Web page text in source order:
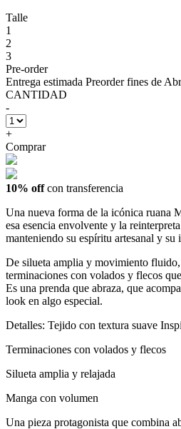
Talle
1
2
3
Pre-order
Entrega estimada Preorder fines de
CANTIDAD
-
+
Comprar
10% offcon transferencia
Una nueva forma de la icónica ruana
esa esencia envolvente y la
manteniendo su espíritu artesanal y su
De silueta amplia y movimiento fluido,
terminaciones con volados y flecos
Es una prenda que abraza, que
look en algo especial.
Detalles: Tejido con textura suave
Terminaciones con volados y flecos
Silueta amplia y relajada
Manga con volumen
Una pieza protagonista que combina